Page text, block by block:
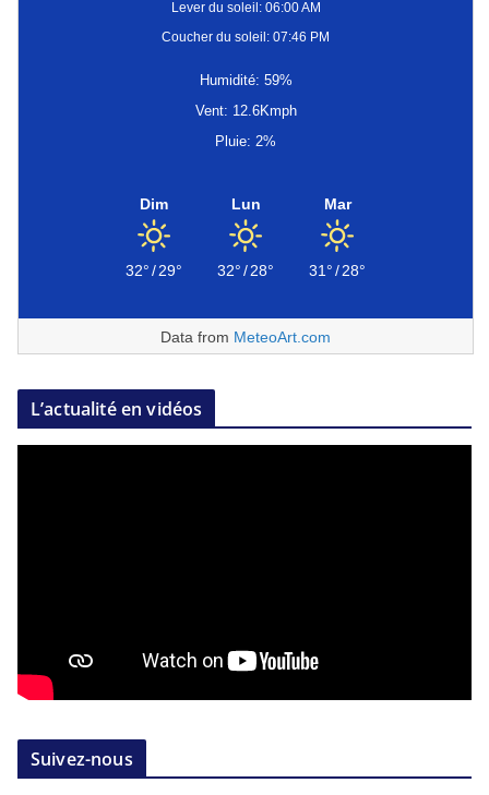
Lever du soleil: 06:00 AM
Coucher du soleil: 07:46 PM
Humidité: 59%
Vent: 12.6Kmph
Pluie: 2%
Dim
32°/29°
Lun
32°/28°
Mar
31°/28°
Data from MeteoArt.com
L’actualité en vidéos
Suivez-nous